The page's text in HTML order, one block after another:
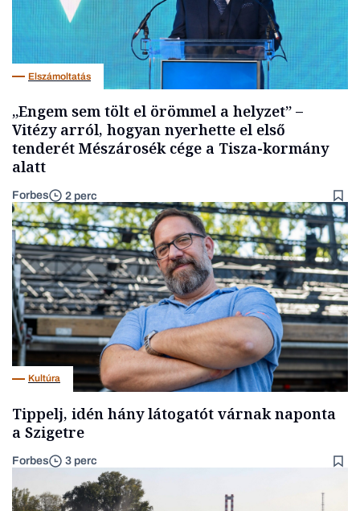
Elszámoltatás
„Engem sem tölt el örömmel a helyzet” –
Vitézy arról, hogyan nyerhette el első
tenderét Mészárosék cége a Tisza-kormány
alatt
Forbes 2 perc
Kultúra
Tippelj, idén hány látogatót várnak naponta
a Szigetre
Forbes 3 perc